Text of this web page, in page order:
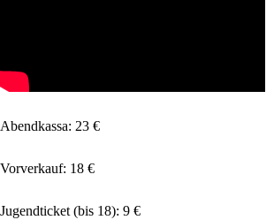
Abendkassa: 23 €
Vorverkauf: 18 €
Jugendticket (bis 18): 9 €